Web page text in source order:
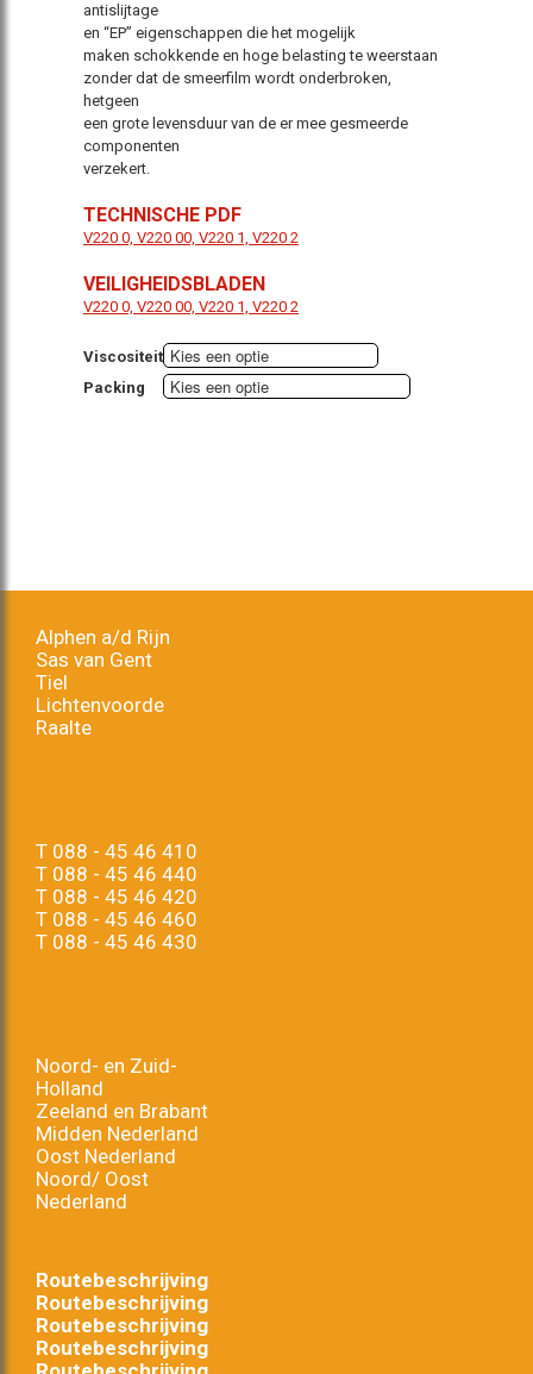
antislijtage
en “EP” eigenschappen die het mogelijk
maken schokkende en hoge belasting te weerstaan
zonder dat de smeerfilm wordt onderbroken,
hetgeen
een grote levensduur van de er mee gesmeerde
componenten
verzekert.
TECHNISCHE PDF
V220 0, V220 00, V220 1, V220 2
VEILIGHEIDSBLADEN
V220 0, V220 00, V220 1, V220 2
Viscositeit
Packing
Alphen a/d Rijn
Sas van Gent
Tiel
Lichtenvoorde
Raalte
T 088 - 45 46 410
T 088 - 45 46 440
T 088 - 45 46 420
T 088 - 45 46 460
T 088 - 45 46 430
Noord- en Zuid-
Holland
Zeeland en Brabant
Midden Nederland
Oost Nederland
Noord/ Oost
Nederland
Routebeschrijving
Routebeschrijving
Routebeschrijving
Routebeschrijving